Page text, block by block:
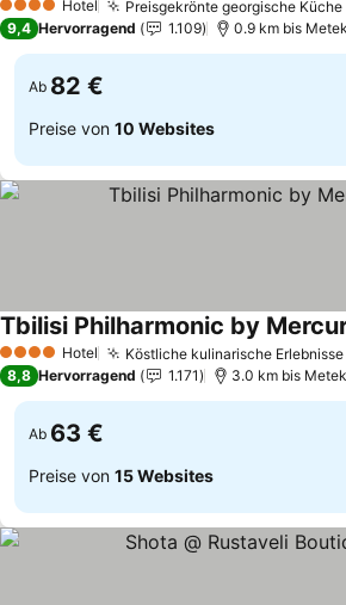
4 Sterne Hotel Preisgekrönte georgische Küche
9,4 Hervorragend 1.109 0.9 km bis
Ab 82 €
Preise von 10 Websites
4 Sterne Hotel Köstliche kulinarische Erlebnisse
Tbilisi Philharmonic by
8,8 Hervorragend 1.171 3.0 km bis
Ab 63 €
Preise von 15 Websites